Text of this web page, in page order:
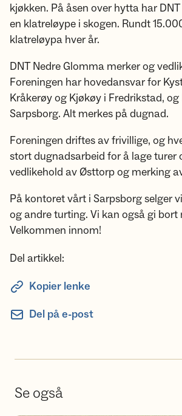
kjøkken. På åsen over hytta har
en klatreløype i skogen. Rundt
klatreløypa hver år.
DNT Nedre Glomma merker og
Foreningen har hovedansvar for
Kråkerøy og Kjøkøy i Fredrikstad, og
Sarpsborg. Alt merkes på dugnad.
Foreningen driftes av frivillige, og
stort dugnadsarbeid for å lage turer
vedlikehold av Østtorp og merking
På kontoret vårt i Sarpsborg selger
og andre turting. Vi kan også gi bort
Velkommen innom!
Del artikkel:
Kopier lenke
Del på e-post
Se også